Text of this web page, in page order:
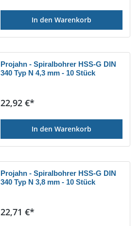
In den Warenkorb
Projahn - Spiralbohrer HSS-G DIN
340 Typ N 4,3 mm - 10 Stück
Regulärer Preis:
22,92 €*
In den Warenkorb
Projahn - Spiralbohrer HSS-G DIN
340 Typ N 3,8 mm - 10 Stück
Regulärer Preis:
22,71 €*